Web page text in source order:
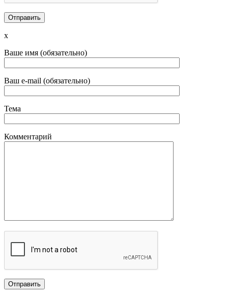
x
Ваше имя (обязательно)
Ваш e-mail (обязательно)
Тема
Комментарий